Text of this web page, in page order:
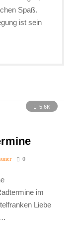
Spaß.
ist sein
5.6K
0
im
Liebe